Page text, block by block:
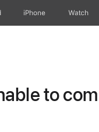
iPhone Watch
to